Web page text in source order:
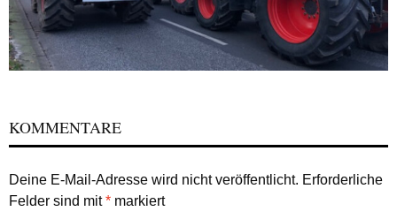
KOMMENTARE
Deine E-Mail-Adresse wird nicht veröffentlicht. Erforderliche
Felder sind mit* markiert